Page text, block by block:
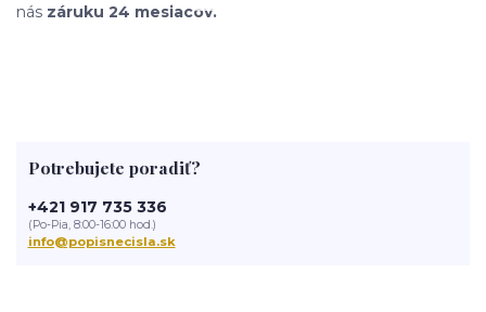
nás záruku 24 mesiacov.
Potrebujete poradiť?
+421 917 735 336
(Po-Pia, 8:00-16:00 hod.)
info@popisnecisla.sk